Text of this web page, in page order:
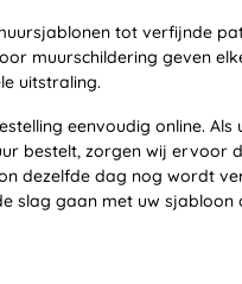
tot verfijnde
muurschildering geven
uitstraling.
eenvoudig online.
bestelt, zorgen wij ervoor
dezelfde dag nog wordt
slag gaan met uw sjabloon